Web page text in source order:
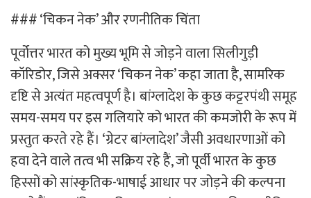
### ‘चिकन नेक’ और रणनीतिक चिंता
पूर्वोत्तर भारत को मुख्य भूमि से जोड़ने वाला सिलीगुड़ी
कॉरिडोर, जिसे अक्सर ‘चिकन नेक’ कहा जाता है, सामरिक
दृष्टि से अत्यंत महत्वपूर्ण है। बांग्लादेश के कुछ कट्टरपंथी समूह
समय-समय पर इस गलियारे को भारत की कमजोरी के रूप में
प्रस्तुत करते रहे हैं। ‘ग्रेटर बांग्लादेश’ जैसी अवधारणाओं को
हवा देने वाले तत्व भी सक्रिय रहे हैं, जो पूर्वी भारत के कुछ
हिस्सों को सांस्कृतिक-भाषाई आधार पर जोड़ने की कल्पना